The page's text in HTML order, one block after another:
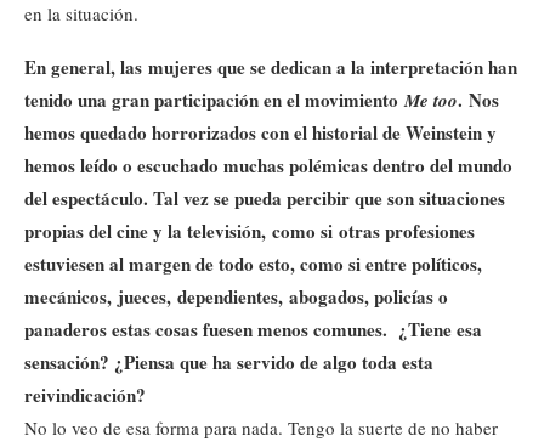
en la situación.
En general, las mujeres que se dedican a la interpretación han
tenido una gran participación en el movimientoMe too. Nos
hemos quedado horrorizados con el historial de Weinstein y
hemos leído o escuchado muchas polémicas dentro del mundo
del espectáculo. Tal vez se pueda percibir que son situaciones
propias del cine y la televisión, como si otras profesiones
estuviesen al margen de todo esto, como si entre políticos,
mecánicos, jueces, dependientes, abogados, policías o
panaderos estas cosas fuesen menos comunes. ¿Tiene esa
sensación? ¿Piensa que ha servido de algo toda esta
reivindicación?
No lo veo de esa forma para nada. Tengo la suerte de no haber